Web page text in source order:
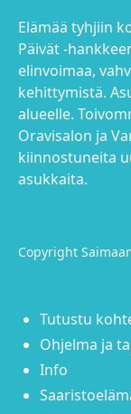
Elämää tyhjiin
Päivät -
elinvoimaa,
kehittymistä.
alueelle.
Oravisalon ja
kiinnostuneita
asukkaita.
Copyright
Tutustu
Ohjelma ja
Info